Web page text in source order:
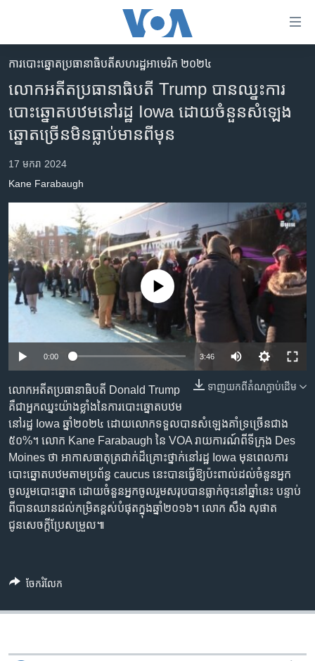
រំលង​
និង​
ចូល​
ទំព័រ​
ព័ត៌មាន​​
រំលង​
និង​
ចូល​
ទៅ​
ទំព័រ​
រំលង​
ចូល​
ទៅ​
កាន់​
ទំព័រ​
ស្វែង​
រក
អន្តរជាតិ
អាមេរិក
កម្ពុជាច្នៃប្រតិដ្ឋ
ព្រឹត្តិការណ៍ព័ត៌មាន
ទូរទស្សន៍ / វីដេអូ​
វិទ្យុ / ផតខាសថ៍
កម្មវិធីទាំងអស់
ភាសា
ការបោះឆ្នោតប្រធានាធិបតីសហរដ្ឋអាមេរិក ២០២៤
លោកអតីតប្រធានាធិបតី Trump បានឈ្នះការ
បោះឆ្នោតបឋមនៅរដ្ឋ Iowa ដោយចំនួនសំឡេង
ឆ្នោតច្រើនមិនធ្លាប់មានពីមុន
17 មករា 2024
Kane Farabaugh
No media source currently available
0:00 3:46
ទាញ​យក​ពី​តំណភ្ជាប់​ដើម
លោកអតីតប្រធានាធិបតី Donald Trump
គឺជាអ្នកឈ្នះយ៉ាងខ្លាំងនៃការបោះឆ្នោតបឋម
នៅរដ្ឋ Iowa ឆ្នាំ២០២៤ ដោយលោកទទួលបានសំឡេងគាំទ្រច្រើនជាង
៥០%។ លោក Kane Farabaugh នៃ VOA រាយការណ៍ពីទីក្រុង Des
Moines ថា អាកាសធាតុត្រជាក់ដ៏គ្រោះថ្នាក់នៅរដ្ឋ Iowa មុនពេលការ
បោះឆ្នោតបឋមតាមប្រព័ន្ធ caucus នេះបានធ្វើឱ្យប៉ះពាល់ដល់ចំនួនអ្នក
ចូលរួមបោះឆ្នោត ដោយចំនួនអ្នកចូលរួមសរុបបានធ្លាក់ចុះនៅឆ្នាំនេះ បន្ទាប់
ពីបានឈានដល់កម្រិតខ្ពស់បំផុតក្នុងឆ្នាំ២០១៦។ លោក សឹង សុផាត
ជូនសេចក្តីប្រែសម្រួល៕
ចែករំលែក